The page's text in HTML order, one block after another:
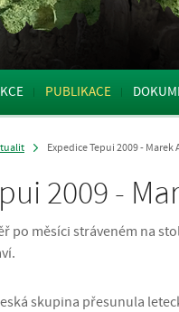
PUBLIKACE
Expedice Tepui 2009 - Marek
2009 -
po měsíci stráveném na
skupina přesunula